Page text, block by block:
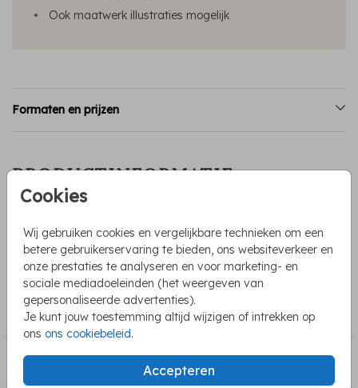
Cookies
Wij gebruiken cookies en vergelijkbare technieken om een
betere gebruikerservaring te bieden, ons websiteverkeer en
onze prestaties te analyseren en voor marketing- en
sociale mediadoeleinden (het weergeven van
gepersonaliseerde advertenties).
Je kunt jouw toestemming altijd wijzigen of intrekken op
ons ons cookiebeleid.
Accepteren
Ook maatwerk illustraties mogelijk
Formaten en prijzen
PRODUCTINFORMATIE
Een mooi geboortekaartje met goudfolie en wolken met
vogels. Kleuren en tekst kunnen gewijzigd worden.
COLLECTIE
Geboortekaartjes met folie
BEKIJK OOK